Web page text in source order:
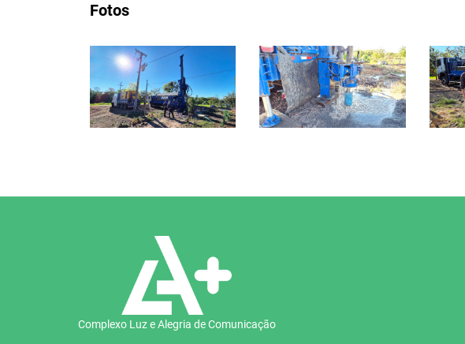
Fotos
Complexo Luz e Alegria de Comunicação